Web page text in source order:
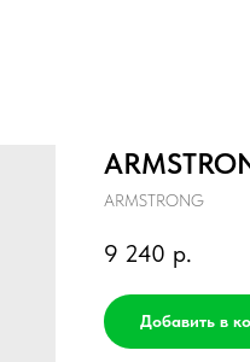
ARMSTRONG
9 240 р.
Добавить в